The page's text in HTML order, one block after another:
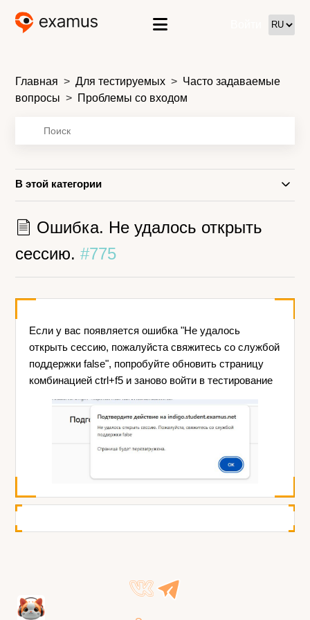
Главная Для тестируемых
Часто задаваемые
вопросы
Проблемы со входом
В этой категории
Ошибка. Не удалось открыть
сессию.#775
Если у вас появляется ошибка "Не удалось
открыть сессию, пожалуйста свяжитесь со службой
поддержки false", попробуйте обновить страницу
комбинацией ctrl+f5 и заново войти в тестирование